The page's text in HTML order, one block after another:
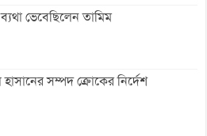
ব্যথা ভেবেছিলেন তামিম
সম্পদ ক্রোকের নির্দেশ